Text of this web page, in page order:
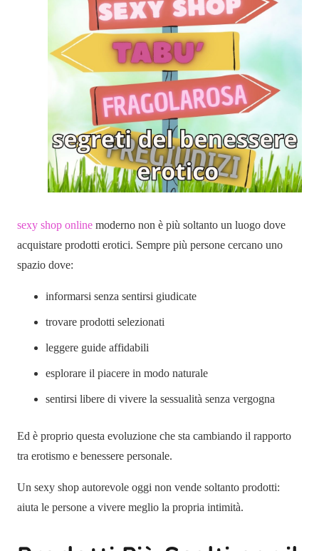
sexy shop online moderno non è più soltanto un luogo dove
acquistare prodotti erotici. Sempre più persone cercano uno
spazio dove:
informarsi senza sentirsi giudicate
trovare prodotti selezionati
leggere guide affidabili
esplorare il piacere in modo naturale
sentirsi libere di vivere la sessualità senza vergogna
Ed è proprio questa evoluzione che sta cambiando il rapporto
tra erotismo e benessere personale.
Un sexy shop autorevole oggi non vende soltanto prodotti:
aiuta le persone a vivere meglio la propria intimità.